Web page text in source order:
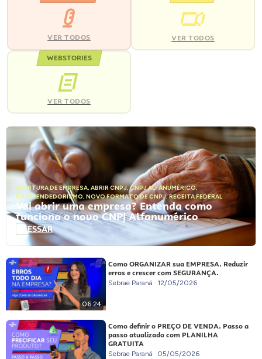
VER TODOS VER TODOS
WEBSTORIES
VER TODOS
ABERTURA DE EMPRESA, ABRIR CNPJ,CNPJ ALFANUMÉRICO,
EMPREENDEDORISMO, NOVO FORMATO DE CNPJ,RECEITA FEDERAL
Vai abrir uma empresa? Entenda como
funciona o novo CNPJ Alfanumérico
ACESSAR
06:24
Como ORGANIZAR sua EMPRESA. Reduzir
erros e crescer com SEGURANÇA.
Sebrae Paraná 12/05/2026
Como definir o PREÇO DE VENDA. Passo a
passo atualizado com PLANILHA
GRATUITA
Sebrae Paraná 05/05/2026